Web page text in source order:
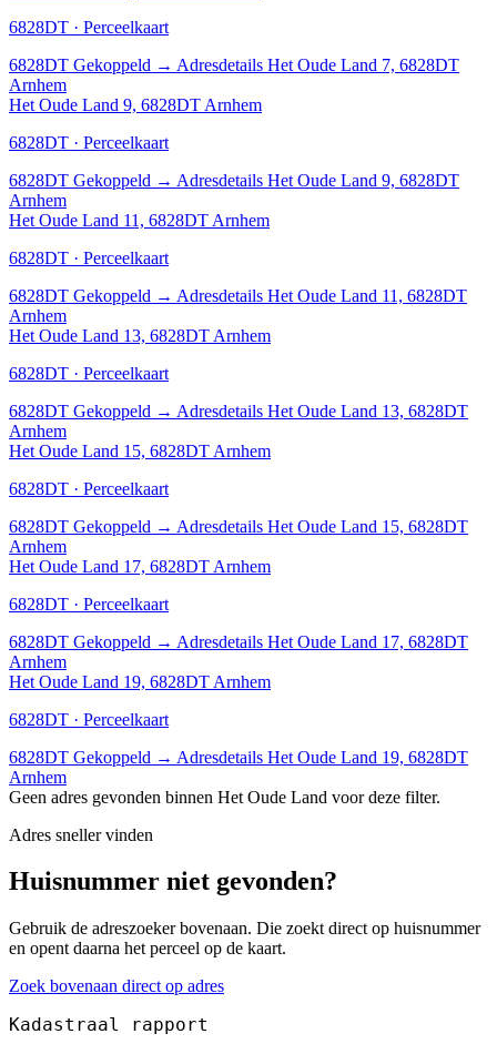
6828DT · Perceelkaart
6828DT Gekoppeld → Adresdetails Het Oude Land 7, 6828DT
Arnhem
Het Oude Land 9, 6828DT Arnhem
6828DT · Perceelkaart
6828DT Gekoppeld → Adresdetails Het Oude Land 9, 6828DT
Arnhem
Het Oude Land 11, 6828DT Arnhem
6828DT · Perceelkaart
6828DT Gekoppeld → Adresdetails Het Oude Land 11, 6828DT
Arnhem
Het Oude Land 13, 6828DT Arnhem
6828DT · Perceelkaart
6828DT Gekoppeld → Adresdetails Het Oude Land 13, 6828DT
Arnhem
Het Oude Land 15, 6828DT Arnhem
6828DT · Perceelkaart
6828DT Gekoppeld → Adresdetails Het Oude Land 15, 6828DT
Arnhem
Het Oude Land 17, 6828DT Arnhem
6828DT · Perceelkaart
6828DT Gekoppeld → Adresdetails Het Oude Land 17, 6828DT
Arnhem
Het Oude Land 19, 6828DT Arnhem
6828DT · Perceelkaart
6828DT Gekoppeld → Adresdetails Het Oude Land 19, 6828DT
Arnhem
Geen adres gevonden binnen Het Oude Land voor deze filter.
Adres sneller vinden
Huisnummer niet gevonden?
Gebruik de adreszoeker bovenaan. Die zoekt direct op huisnummer
en opent daarna het perceel op de kaart.
Zoek bovenaan direct op adres
Kadastraal rapport